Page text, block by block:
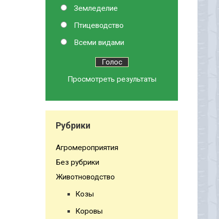
Земледелие
Птицеводство
Всеми видами
Просмотреть результаты
Рубрики
Агромероприятия
Без рубрики
Животноводство
Козы
Коровы